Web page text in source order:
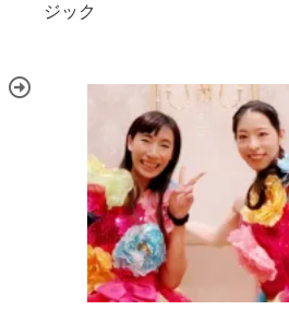
ジック